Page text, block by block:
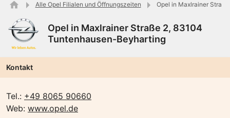
Alle Opel Filialen und Öffnungszeiten Opel in Maxlrainer
Opel in Maxlrainer Straße 2, 83104
Tuntenhausen-Beyharting
Kontakt
Tel.: +49 8065 90660
Web: www.opel.de